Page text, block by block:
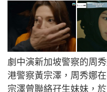
劇中演新加坡警察的周
港警察黃宗澤，周秀娜
宗澤曾聯絡孖生妹妹，